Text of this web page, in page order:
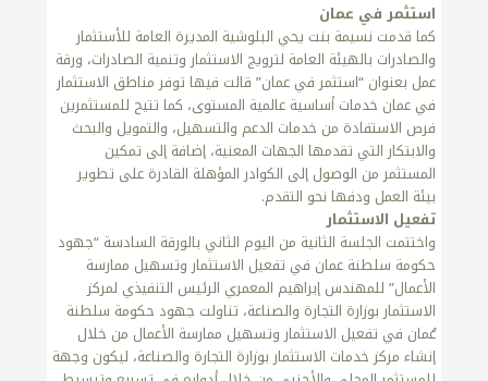
استثمر في عمان
كما قدمت نسيمة بنت يحي البلوشية المديرة العامة للأستثمار
والصادرات بالهيئة العامة لترويج الاستثمار وتنمية الصادرات، ورقة
عمل بعنوان “استثمر في عمان” قالت فيها توفر مناطق الاستثمار
في عمان خدمات أساسية عالمية المستوى، كما تتيح للمستثمرين
فرص الاستفادة من خدمات الدعم والتسهيل، والتمويل والبحث
والابتكار التي تقدمها الجهات المعنية، إضافة إلى تمكين
المستثمر من الوصول إلى الكوادر المؤهلة القادرة على تطوير
بيئة العمل ودفها نحو التقدم.
تفعيل الاستثمار
واختتمت الجلسة الثانية من اليوم الثاني بالورقة السادسة “جهود
حكومة سلطنة عمان في تفعيل الاستثمار وتسهيل ممارسة
الأعمال” للمهندس إبراهيم المعمري الرئيس التنفيذي لمركز
الاستثمار بوزارة التجارة والصناعة، تناولت جهود حكومة سلطنة
عُمان في تفعيل الاستثمار وتسهيل ممارسة الأعمال من خلال
إنشاء مركز خدمات الاستثمار بوزارة التجارة والصناعة، ليكون وجهة